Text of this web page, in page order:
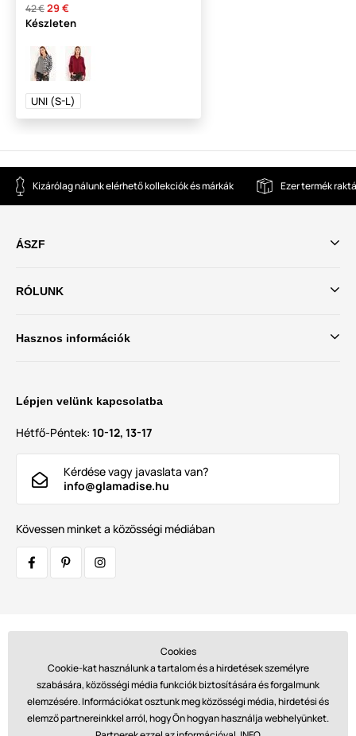
42 €29 €
Készleten
UNI (S-L)
Kizárólag nálunk elérhető kollekciók és márkák Ezer termék
ÁSZF
RÓLUNK
Hasznos információk
Lépjen velünk kapcsolatba
Hétfő-Péntek: 10-12, 13-17
Kérdése vagy javaslata van?
info@glamadise.hu
Kövessen minket a közösségi médiában
Fizetések:
Cookies
Cookie-kat használunk a tartalom és a hirdetések személyre
szabására, közösségi média funkciók biztosítására és forgalmunk
elemzésére. Információkat osztunk meg közösségi média, hirdetési és
elemző partnereinkkel arról, hogy Ön hogyan használja webhelyünket.